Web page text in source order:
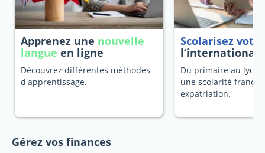
Apprenez une nouvelle
langue en ligne
Découvrez différentes méthodes
d'apprentissage.
Scolarisez
l’international
Du primaire au
une scolarité
expatriation.
Gérez vos finances